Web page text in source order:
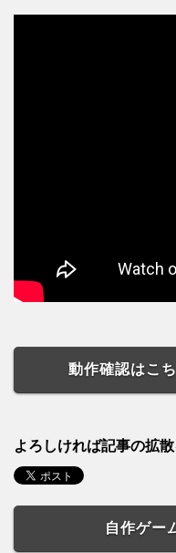
動作確認はこ
よろしければ記事の拡散
自作ゲー